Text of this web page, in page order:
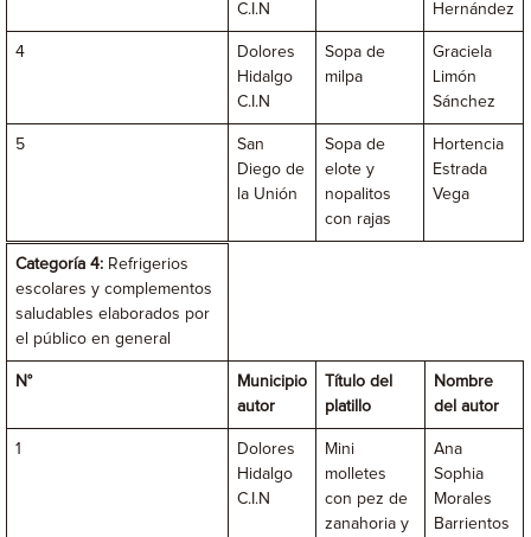
C.I.N
Hernández
4
Dolores
Hidalgo
C.I.N
Sopa de
milpa
Graciela
Limón
Sánchez
5
San
Diego de
la Unión
Sopa de
elote y
nopalitos
con rajas
Hortencia
Estrada
Vega
Categoría 4: Refrigerios
escolares y complementos
saludables elaborados por
el público en general
N°
Municipio
autor
Título del
platillo
Nombre
del autor
1
Dolores
Hidalgo
C.I.N
Mini
molletes
con pez de
zanahoria y
Ana
Sophia
Morales
Barrientos